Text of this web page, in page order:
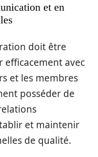
et en
doit être
efficacement avec
et les membres
posséder de
et maintenir
de qualité.